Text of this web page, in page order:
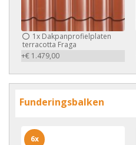
1x Dakpanprofielplaten
terracotta Fraga
+€ 1.479,00
Funderingsbalken
6x